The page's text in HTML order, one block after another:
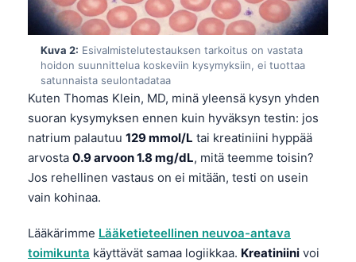
Kuva 2: Esivalmistelutestauksen tarkoitus on vastata
hoidon suunnittelua koskeviin kysymyksiin, ei tuottaa
satunnaista seulontadataa
Kuten Thomas Klein, MD, minä yleensä kysyn yhden
suoran kysymyksen ennen kuin hyväksyn testin: jos
natrium palautuu 129 mmol/L tai kreatiniini hyppää
arvosta 0.9 arvoon 1.8 mg/dL, mitä teemme toisin?
Jos rehellinen vastaus on ei mitään, testi on usein
vain kohinaa.
Lääkärimme Lääketieteellinen neuvoa-antava
toimikunta käyttävät samaa logiikkaa. Kreatiniini voi